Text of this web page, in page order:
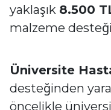
yaklaşık 8.500
malzeme
Üniversite
desteğinden
öncelikle